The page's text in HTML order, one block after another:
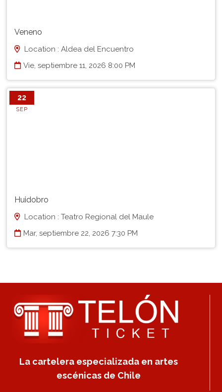
Veneno
Location : Aldea del Encuentro
Vie, septiembre 11, 2026 8:00 PM
22
SEP
Huidobro
Location : Teatro Regional del Maule
Mar, septiembre 22, 2026 7:30 PM
La cartelera especializada en artes
escénicas de Chile